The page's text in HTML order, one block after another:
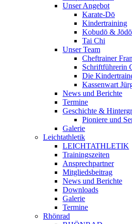
Unser Angebot
Karate-Dō
Kindertraining
Kobudō & Jōdō
Tai Chi
Unser Team
Cheftrainer
Schriftführerin
Die
Kassenwart
News und Berichte
Termine
Geschichte &
Pioniere und
Galerie
Leichtathletik
LEICHTATHLETIK
Trainingszeiten
Ansprechpartner
Mitgliedsbeitrag
News und Berichte
Downloads
Galerie
Termine
Rhönrad